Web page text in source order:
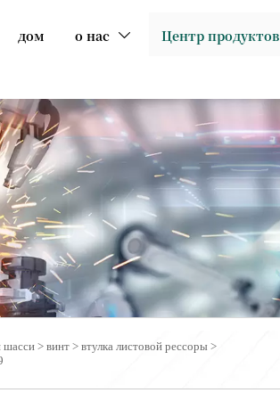
дом о нас  Центр продуктов
шасси >винт >втулка листовой рессоры >